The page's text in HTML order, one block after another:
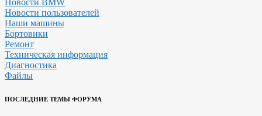
Новости пользователей
Наши машины
Бортовики
Ремонт
Техническая информация
Диагностика
Файлы
ПОСЛЕДНИЕ ТЕМЫ ФОРУМА